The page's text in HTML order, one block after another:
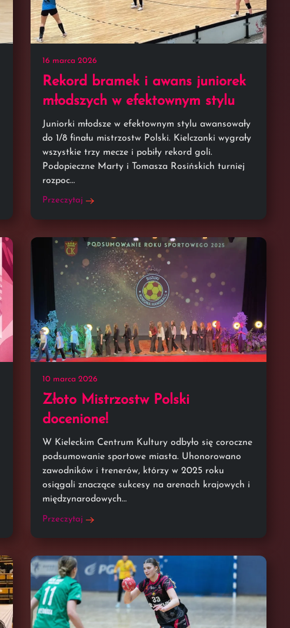
16 marca 2026
Rekord bramek i awans juniorek
młodszych w efektownym stylu
Juniorki młodsze w efektownym stylu awansowały
do 1/8 finału mistrzostw Polski. Kielczanki wygrały
wszystkie trzy mecze i pobiły rekord goli.
Podopieczne Marty i Tomasza Rosińskich turniej
rozpoc…
Przeczytaj
10 marca 2026
Złoto Mistrzostw Polski
docenione!
W Kieleckim Centrum Kultury odbyło się coroczne
podsumowanie sportowe miasta. Uhonorowano
zawodników i trenerów, którzy w 2025 roku
osiągali znaczące sukcesy na arenach krajowych i
międzynarodowych…
Przeczytaj